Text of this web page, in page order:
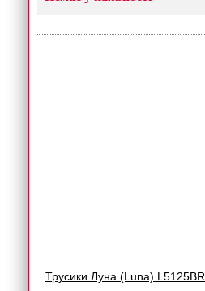
Трусики Луна (Luna) L5125BR